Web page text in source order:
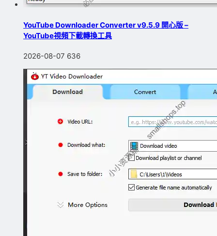
YouTube Downloader Converter v9.5.9 開心版 –
YouTube視頻下載轉換工具
2026-08-07 636